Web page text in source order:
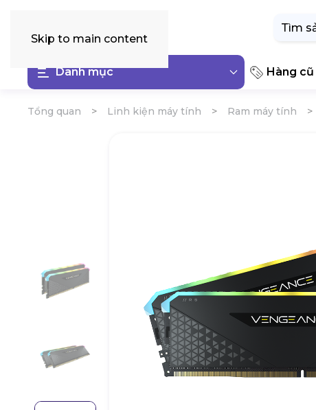
Skip to main content
Tìm
Danh mục Hàng
Tổng quan Linh kiện máy tính Ram máy tính